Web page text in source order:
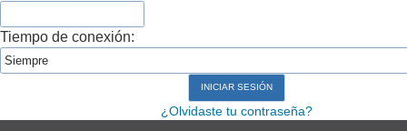
Tiempo de conexión:
¿Olvidaste tu contraseña?